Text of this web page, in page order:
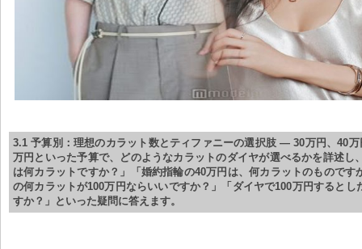
3.1 予算別：理想のカラット数とティファニーの選択肢 — 30万円、40万
万円といった予算で、どのようなカラットのダイヤが選べるかを詳述し
は何カラットですか？」「婚約指輪の40万円は、何カラットのものです
の何カラットが100万円ならいいですか？」「ダイヤで100万円するとし
すか？」といった疑問に答えます。